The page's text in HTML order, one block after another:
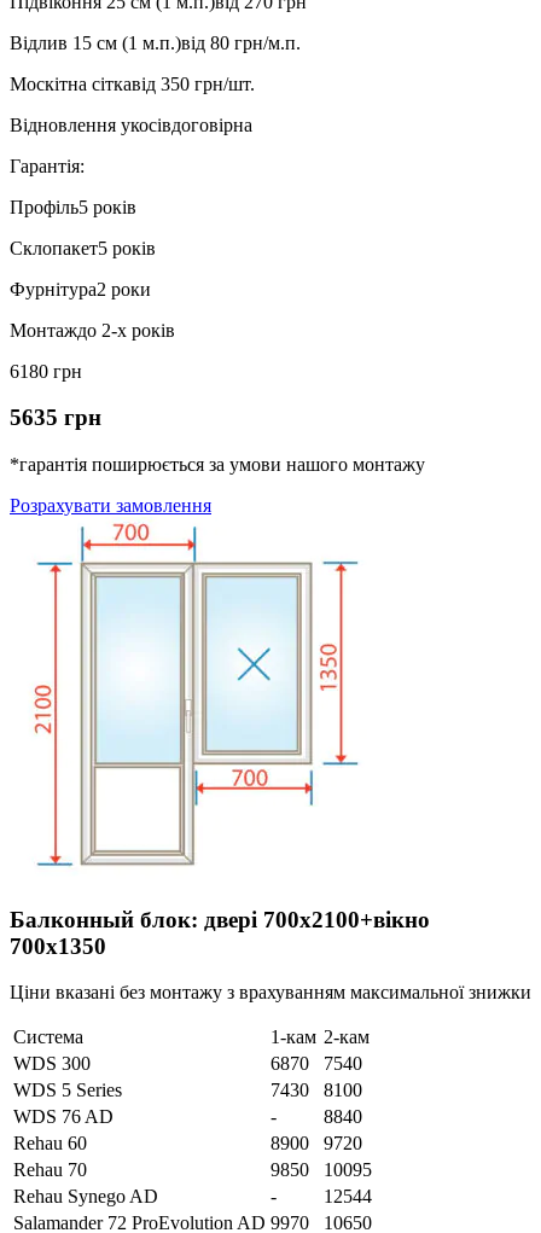
Відлив 15 см (1 м.п.)від 80 грн/м.п.
Москітна сіткавід 350 грн/шт.
Відновлення укосівдоговірна
Гарантія:
Профіль5 років
Склопакет5 років
Фурнітура2 роки
Монтаждо 2-х років
6180 грн
5635 грн
*гарантія поширюється за умови нашого монтажу
Розрахувати замовлення
Балконный блок: двері 700х2100+вікно
700х1350
Ціни вказані без монтажу з врахуванням максимальної знижки
Система 1-кам 2-кам
WDS 300
6870
7540
WDS 5 Series
7430
8100
WDS 76 AD
-
8840
Rehau 60
8900
9720
Rehau 70
9850
10095
Rehau Synego AD
-
12544
Salamander 72 ProEvolution AD 9970 10650